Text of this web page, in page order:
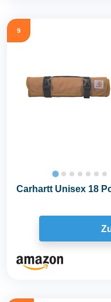
9
Carhartt Unisex 18